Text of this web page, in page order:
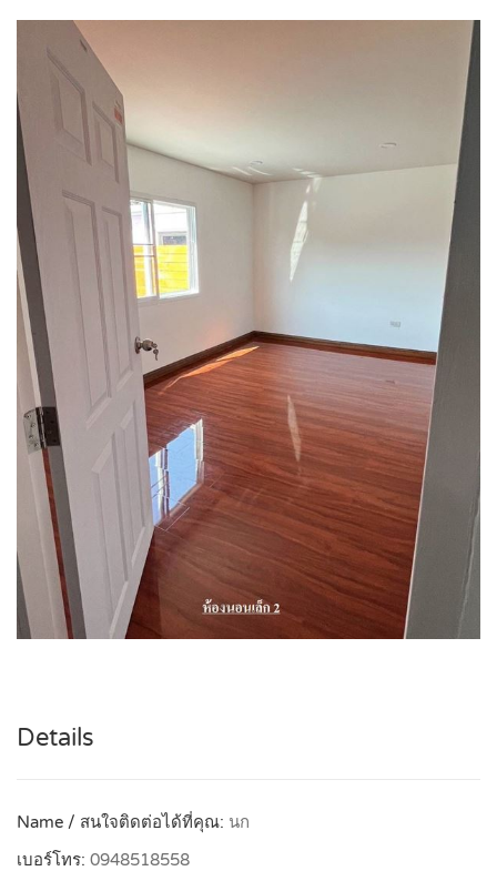
Details
Name / สนใจติดต่อได้ที่คุณ: นก
เบอร์โทร: 0948518558